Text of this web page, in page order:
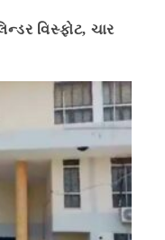
વિસ્ફોટ, ચાર